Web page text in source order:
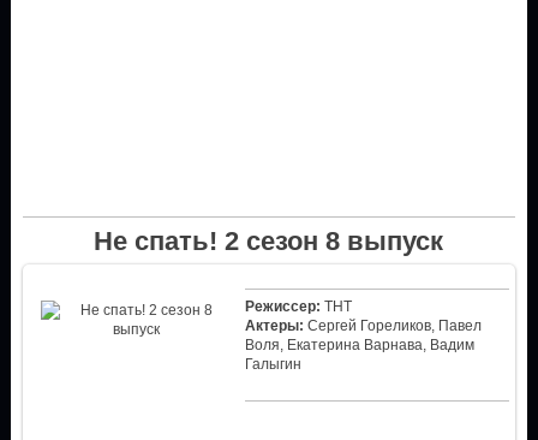
Не спать! 2 сезон 8 выпуск
Режиссер: ТНТ
Актеры: Сергей Гореликов, Павел
Воля, Екатерина Варнава, Вадим
Галыгин